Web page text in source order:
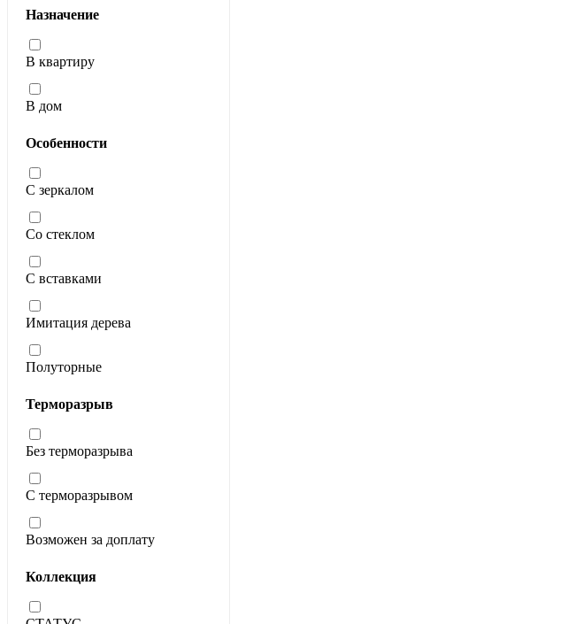
Назначение
В квартиру
В дом
Особенности
С зеркалом
Со стеклом
С вставками
Имитация дерева
Полуторные
Терморазрыв
Без терморазрыва
С терморазрывом
Возможен за доплату
Коллекция